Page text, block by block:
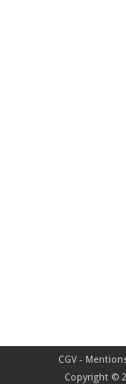
CGV -
Copyright ©